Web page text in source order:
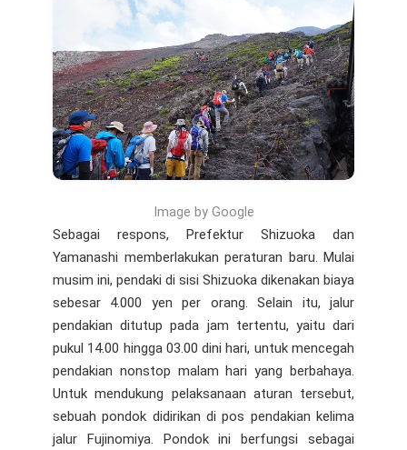
Image by Google
Sebagai respons, Prefektur Shizuoka dan
Yamanashi memberlakukan peraturan baru. Mulai
musim ini, pendaki di sisi Shizuoka dikenakan biaya
sebesar 4.000 yen per orang. Selain itu, jalur
pendakian ditutup pada jam tertentu, yaitu dari
pukul 14.00 hingga 03.00 dini hari, untuk mencegah
pendakian nonstop malam hari yang berbahaya.
Untuk mendukung pelaksanaan aturan tersebut,
sebuah pondok didirikan di pos pendakian kelima
jalur Fujinomiya. Pondok ini berfungsi sebagai